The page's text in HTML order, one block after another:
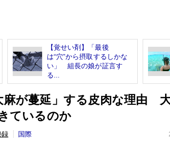
【覚せい剤】「最後
は“穴”から摂取するしかな
い」 組長の娘が証言す
る...
麻が蔓延」する皮肉な理由
ているのか
国際